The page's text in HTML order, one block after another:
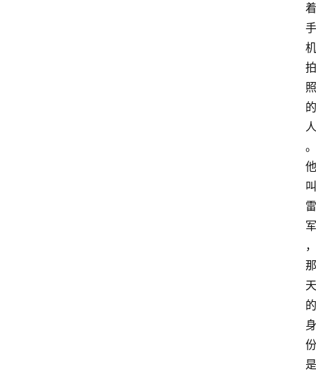
着
手
机
拍
照
的
人
。
他
叫
雷
军
，
那
天
的
身
份
是